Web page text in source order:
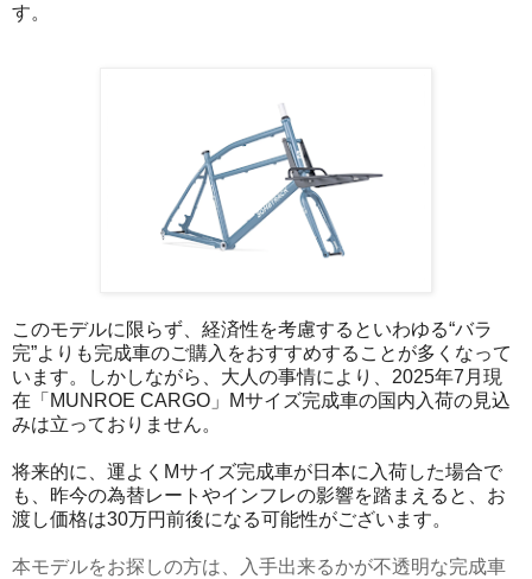
す。
このモデルに限らず、経済性を考慮するといわゆる“バラ
完”よりも完成車のご購入をおすすめすることが多くなって
います。しかしながら、大人の事情により、2025年7月現
在「MUNROE CARGO」Mサイズ完成車の国内入荷の見込
みは立っておりません。
将来的に、運よくMサイズ完成車が日本に入荷した場合で
も、昨今の為替レートやインフレの影響を踏まえると、お
渡し価格は30万円前後になる可能性がございます。
本モデルをお探しの方は、入手出来るかが不透明な完成車